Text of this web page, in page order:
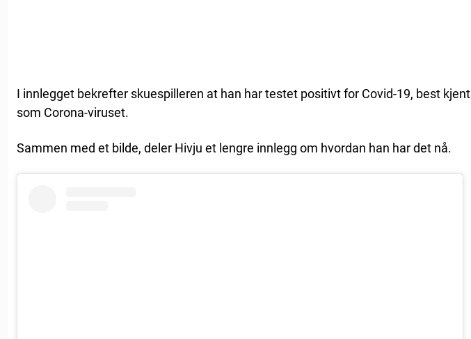
I innlegget bekrefter skuespilleren at han har testet positivt for Covid-19, best kjent
som Corona-viruset.
Sammen med et bilde, deler Hivju et lengre innlegg om hvordan han har det nå.